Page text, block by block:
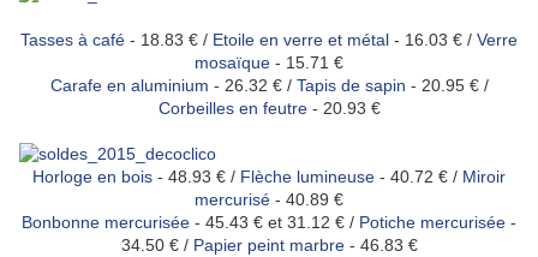
Tasses à café - 18.83 € / Etoile en verre et métal - 16.03 € / Verre
mosaïque - 15.71 €
Carafe en aluminium - 26.32 € / Tapis de sapin - 20.95 € /
Corbeilles en feutre - 20.93 €
Horloge en bois - 48.93 € / Flèche lumineuse - 40.72 € / Miroir
mercurisé - 40.89 €
Bonbonne mercurisée - 45.43 € et 31.12 € / Potiche mercurisée -
34.50 € / Papier peint marbre- 46.83 €